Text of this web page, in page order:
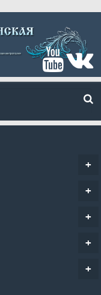
+
+
+
+
+